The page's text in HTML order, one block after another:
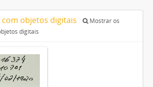
objetos digitais
Mostrar os
digitais